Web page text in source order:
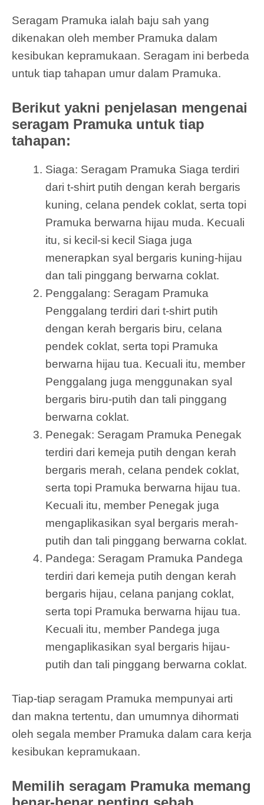
Seragam Pramuka ialah baju sah yang
dikenakan oleh member Pramuka dalam
kesibukan kepramukaan. Seragam ini berbeda
untuk tiap tahapan umur dalam Pramuka.
Berikut yakni penjelasan mengenai
seragam Pramuka untuk tiap
tahapan:
Siaga: Seragam Pramuka Siaga terdiri
dari t-shirt putih dengan kerah bergaris
kuning, celana pendek coklat, serta topi
Pramuka berwarna hijau muda. Kecuali
itu, si kecil-si kecil Siaga juga
menerapkan syal bergaris kuning-hijau
dan tali pinggang berwarna coklat.
Penggalang: Seragam Pramuka
Penggalang terdiri dari t-shirt putih
dengan kerah bergaris biru, celana
pendek coklat, serta topi Pramuka
berwarna hijau tua. Kecuali itu, member
Penggalang juga menggunakan syal
bergaris biru-putih dan tali pinggang
berwarna coklat.
Penegak: Seragam Pramuka Penegak
terdiri dari kemeja putih dengan kerah
bergaris merah, celana pendek coklat,
serta topi Pramuka berwarna hijau tua.
Kecuali itu, member Penegak juga
mengaplikasikan syal bergaris merah-
putih dan tali pinggang berwarna coklat.
Pandega: Seragam Pramuka Pandega
terdiri dari kemeja putih dengan kerah
bergaris hijau, celana panjang coklat,
serta topi Pramuka berwarna hijau tua.
Kecuali itu, member Pandega juga
mengaplikasikan syal bergaris hijau-
putih dan tali pinggang berwarna coklat.
Tiap-tiap seragam Pramuka mempunyai arti
dan makna tertentu, dan umumnya dihormati
oleh segala member Pramuka dalam cara kerja
kesibukan kepramukaan.
Memilih seragam Pramuka memang